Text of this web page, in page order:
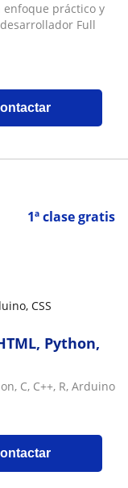
práctico y
Full
1ª clase gratis
CSS
Python,
C, C++, R, Arduino